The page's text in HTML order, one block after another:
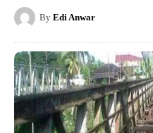
By Edi Anwar